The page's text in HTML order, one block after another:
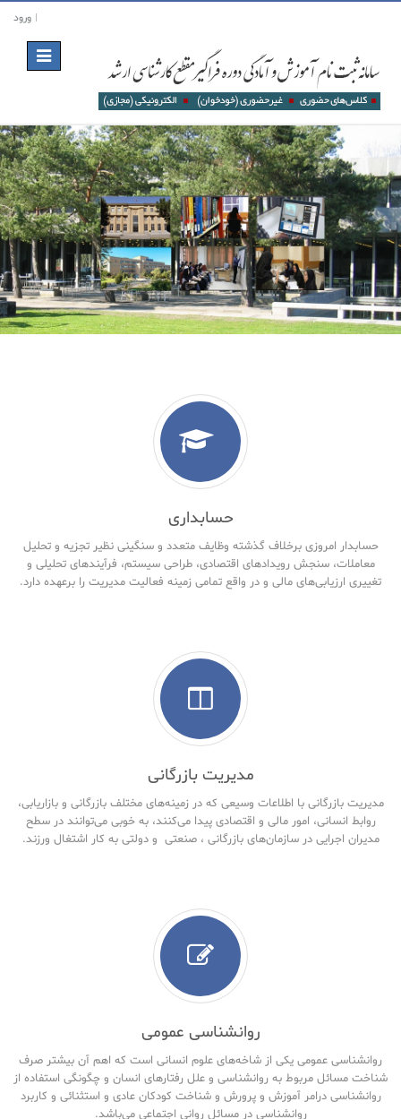
ورود
Toggle
navigation
حسابداری
حسابدار امروزی برخلاف گذشته وظایف متعدد و سنگینی نظیر تجزیه و تحلیل
معاملات، سنجش رویدادهای اقتصادی، طراحی سیستم، فرآیندهای تحلیلی و
تغییری ارزیابی‌های مالی و در واقع تمامی زمینه فعالیت مدیریت را برعهده دارد.
مدیریت بازرگانی
مدیریت بازرگانی با اطلاعات وسیعی که در زمینه‌های مختلف بازرگانی و بازاریابی،
روابط انسانی، امور مالی و اقتصادی پیدا می‌کنند، به خوبی می‌توانند در سطح
مدیران اجرایی در سازمان‌های بازرگانی ، صنعتی و دولتی به کار اشتغال ورزند.
روانشناسی عمومی
روانشناسی عمومی یکی از شاخه‌های علوم انسانی است که اهم آن بیشتر صرف
شناخت مسائل مربوط به روانشناسی و علل رفتارهای انسان و چگونگی استفاده از
روانشناسی درامر آموزش و پرورش و شناخت کودکان عادی و استثنائی و کاربرد
روانشناسی در مسائل روانی اجتماعی می‌باشد.